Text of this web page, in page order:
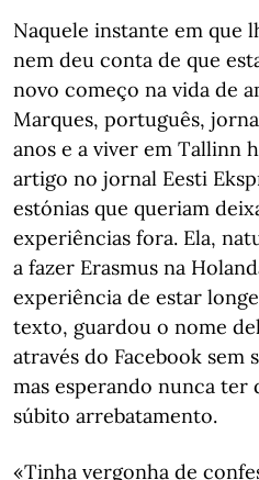
Naquele instante em que
nem deu conta de que
novo começo na vida de
Marques, português,
anos e a viver em Tallinn
artigo no jornal Eesti
estónias que queriam
experiências fora. Ela,
a fazer Erasmus na
experiência de estar
texto, guardou o nome
através do Facebook sem
mas esperando nunca ter
súbito arrebatamento.
«Tinha vergonha de